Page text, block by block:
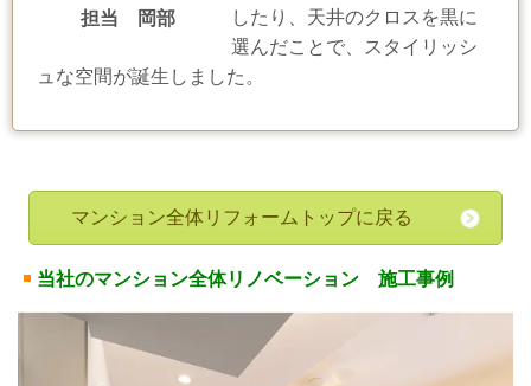
担当 岡部
したり、天井のクロスを黒に
選んだことで、スタイリッシ
ュな空間が誕生しました。
マンション全体リフォームトップに戻る
当社のマンション全体リノベーション 施工事例